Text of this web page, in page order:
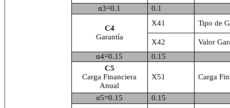
α3=0.1 0.1
C4
Garantía
X41 Tipo de
X42 Valor
α4=0.15
0.15
C5
Carga Financiera
Anual
X51 Carga
α5=0.15
0.15